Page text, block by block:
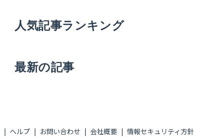
人気記事ランキング
最新の記事
ヘルプ お問い合わせ 会社概要
情報セキュリティ方針